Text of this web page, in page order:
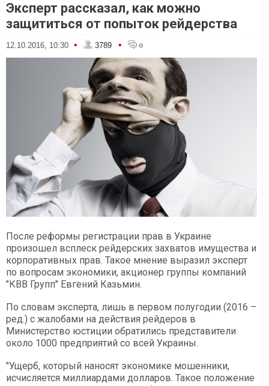
Эксперт рассказал, как можно
защититься от попыток рейдерства
12.10.2016, 10:30 • 3789 • 0
После реформы регистрации прав в Украине
произошел всплеск рейдерских захватов имущества и
корпоративных прав. Такое мнение выразил эксперт
по вопросам экономики, акционер группы компаний
"КВВ Групп" Евгений Казьмин.
По словам эксперта, лишь в первом полугодии (2016 –
ред.) с жалобами на действия рейдеров в
Министерство юстиции обратились представители
около 1000 предприятий со всей Украины.
"Ущерб, который наносят экономике мошенники,
исчисляется миллиардами долларов. Такое положение